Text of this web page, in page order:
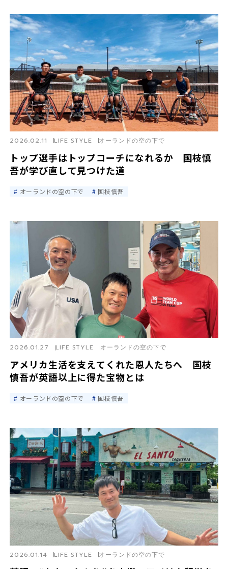
トップ選手はトップコーチになれるか 国枝慎
吾が学び直して見つけた道
2026.02.11 LIFE STYLE オーランドの空の下で
オーランドの空の下で 国枝慎吾
アメリカ生活を支えてくれた恩人たちへ 国枝
慎吾が英語以上に得た宝物とは
2026.01.27 LIFE STYLE オーランドの空の下で
オーランドの空の下で 国枝慎吾
2026.01.14 LIFE STYLE オーランドの空の下で